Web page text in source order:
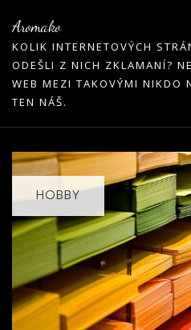
to
content
Aromako
KOLIK INTERNETOVÝCH
ODEŠLI Z NICH ZKLAMANÍ?
WEB MEZI TAKOVÝMI NIKDO
TEN NÁŠ.
HOBBY